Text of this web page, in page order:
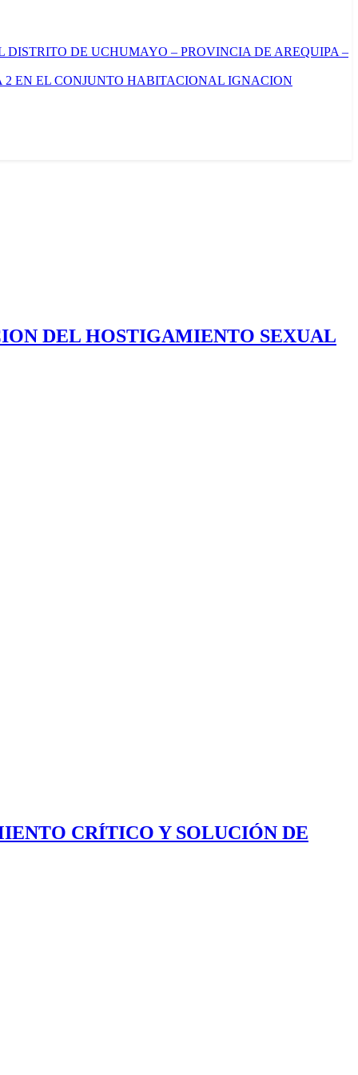
DISTRITO DE UCHUMAYO – PROVINCIA DE AREQUIPA –
EN EL CONJUNTO HABITACIONAL IGNACION
DEL HOSTIGAMIENTO SEXUAL
CRÍTICO Y SOLUCIÓN DE